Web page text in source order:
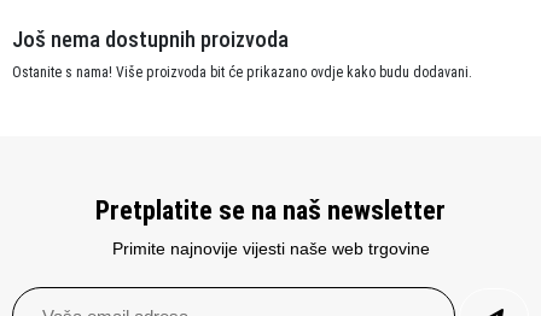
Još nema dostupnih proizvoda
Ostanite s nama! Više proizvoda bit će prikazano ovdje kako budu dodavani.
Pretplatite se na naš newsletter
Primite najnovije vijesti naše web trgovine